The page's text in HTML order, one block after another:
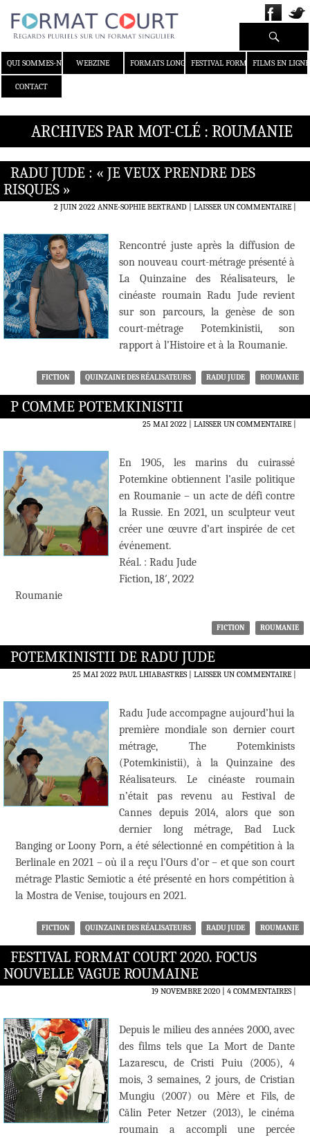
QUI SOMMES-NOUS ?WEBZINE FORMATS LONGS FESTIVAL FORMAT COURT
FILMS EN LIGNE
CONTACT
Recherche
ARCHIVES PAR MOT-CLÉ : ROUMANIE
RADU JUDE : « JE VEUX PRENDRE DES
RISQUES »
2 JUIN 2022 ANNE-SOPHIE BERTRAND LAISSER UN COMMENTAIRE|
Rencontré juste après la diffusion de
son nouveau court-métrage présenté à
La Quinzaine des Réalisateurs, le
cinéaste roumain Radu Jude revient
sur son parcours, la genèse de son
court-métrage Potemkinistii, son
rapport à l’Histoire et à la Roumanie.
FICTION QUINZAINE DES RÉALISATEURS RADU JUDE ROUMANIE
P COMME POTEMKINISTII
25 MAI 2022 LAISSER UN COMMENTAIRE|
En 1905, les marins du cuirassé
Potemkine obtiennent l’asile politique
en Roumanie – un acte de défi contre
la Russie. En 2021, un sculpteur veut
créer une œuvre d’art inspirée de cet
événement.
Réal. : Radu Jude
Fiction, 18′, 2022
Roumanie
FICTION ROUMANIE
POTEMKINISTII DE RADU JUDE
25 MAI 2022 PAUL LHIABASTRES LAISSER UN COMMENTAIRE|
Radu Jude accompagne aujourd’hui la
première mondiale son dernier court
métrage, The Potemkinists
(Potemkinistii), à la Quinzaine des
Réalisateurs. Le cinéaste roumain
n’était pas revenu au Festival de
Cannes depuis 2014, alors que son
dernier long métrage, Bad Luck
Banging or Loony Porn, a été sélectionné en compétition à la
Berlinale en 2021 – où il a reçu l’Ours d’or – et que son court
métrage Plastic Semiotic a été présenté en hors compétition à
la Mostra de Venise, toujours en 2021.
FICTION QUINZAINE DES RÉALISATEURS RADU JUDE ROUMANIE
FESTIVAL FORMAT COURT 2020. FOCUS
NOUVELLE VAGUE ROUMAINE
19 NOVEMBRE 2020 4 COMMENTAIRES|
Depuis le milieu des années 2000, avec
des films tels que La Mort de Dante
Lazarescu, de Cristi Puiu (2005), 4
mois, 3 semaines, 2 jours, de Cristian
Mungiu (2007) ou Mère et Fils, de
Călin Peter Netzer (2013), le cinéma
roumain a accompli une percée